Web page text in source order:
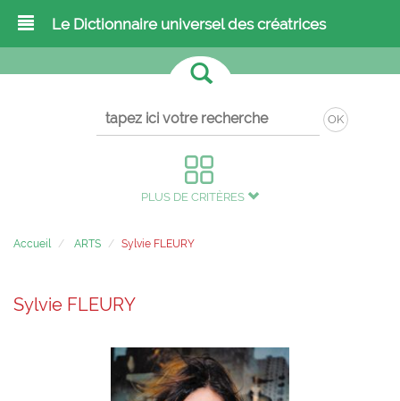
Le Dictionnaire universel des créatrices
OK
PLUS DE CRITÈRES
Accueil ARTS Sylvie FLEURY
Sylvie FLEURY